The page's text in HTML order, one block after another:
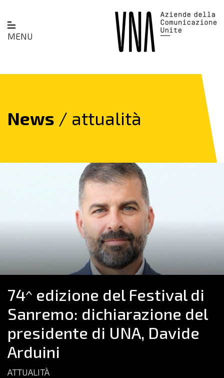
MENU
News / attualità
74^ edizione del Festival di
Sanremo: dichiarazione del
presidente di UNA, Davide
Arduini
ATTUALITÀ